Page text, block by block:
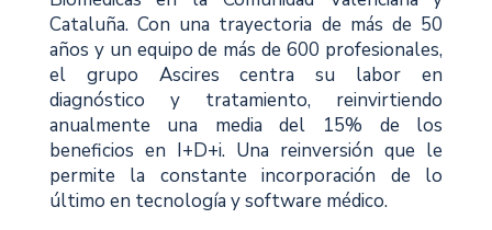
Cataluña. Con una trayectoria de más de 50
años y un equipo de más de 600 profesionales,
el grupo Ascires centra su labor en
diagnóstico y tratamiento, reinvirtiendo
anualmente una media del 15% de los
beneficios en I+D+i. Una reinversión que le
permite la constante incorporación de lo
último en tecnología y software médico.